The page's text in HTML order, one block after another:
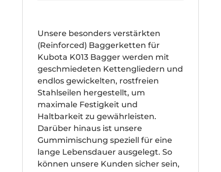
Unsere besonders verstärkten
(Reinforced) Baggerketten für
Kubota K013 Bagger werden mit
geschmiedeten Kettengliedern und
endlos gewickelten, rostfreien
Stahlseilen hergestellt, um
maximale Festigkeit und
Haltbarkeit zu gewährleisten.
Darüber hinaus ist unsere
Gummimischung speziell für eine
lange Lebensdauer ausgelegt. So
können unsere Kunden sicher sein,